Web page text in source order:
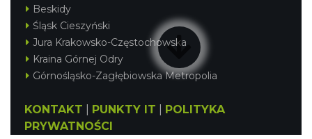
Beskidy
Śląsk Cieszyński
Jura Krakowsko-Częstochowska
Kraina Górnej Odry
Górnośląsko-Zagłębiowska Metropolia
KONTAKT PUNKTY IT
POLITYKA
PRYWATNOŚCI